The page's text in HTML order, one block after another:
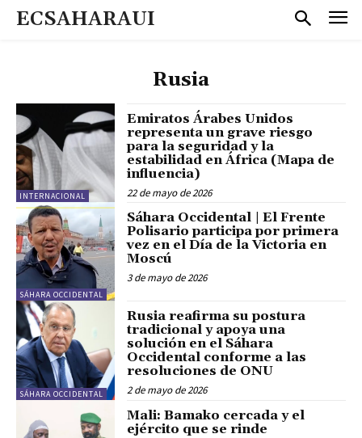
ECSAHARAUI
Rusia
INTERNACIONAL
Emiratos Árabes Unidos
representa un grave riesgo
para la seguridad y la
estabilidad en África (Mapa de
influencia)
22 de mayo de 2026
SÁHARA OCCIDENTAL
Sáhara Occidental | El Frente
Polisario participa por primera
vez en el Día de la Victoria en
Moscú
3 de mayo de 2026
SÁHARA OCCIDENTAL
Rusia reafirma su postura
tradicional y apoya una
solución en el Sáhara
Occidental conforme a las
resoluciones de ONU
2 de mayo de 2026
Mali: Bamako cercada y el
ejército que se rinde